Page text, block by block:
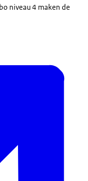
niveau 4 maken de